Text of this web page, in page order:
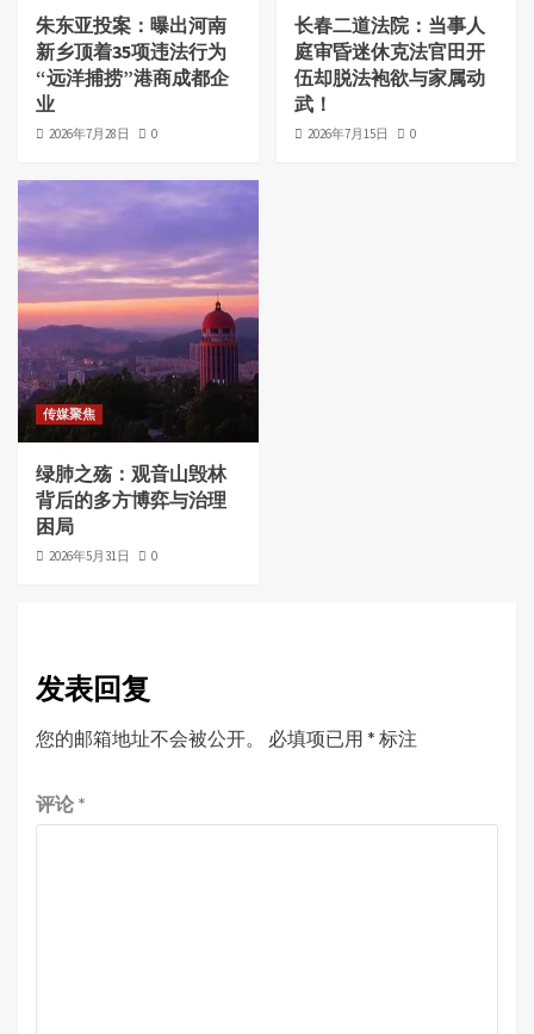
朱东亚投案：曝出河南
新乡顶着35项违法行为
“远洋捕捞”港商成都企
业
2026年7月28日 0
长春二道法院：当事人
庭审昏迷休克法官田开
伍却脱法袍欲与家属动
武！
2026年7月15日 0
传媒聚焦
绿肺之殇：观音山毁林
背后的多方博弈与治理
困局
2026年5月31日 0
发表回复
您的邮箱地址不会被公开。 必填项已用 * 标注
评论 *